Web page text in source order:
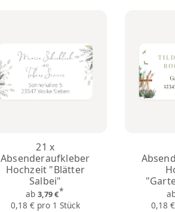
21 x
Absenderaufkleber
Hochzeit "Blätter
Salbei"
ab 3,79 €*
0,18 € pro 1 Stück
0,18